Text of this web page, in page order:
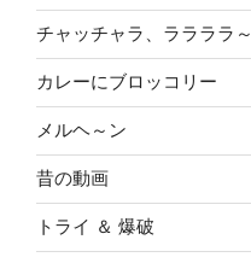
チャッチャラ、ララララ～
カレーにブロッコリー
メルヘ～ン
昔の動画
トライ ＆ 爆破